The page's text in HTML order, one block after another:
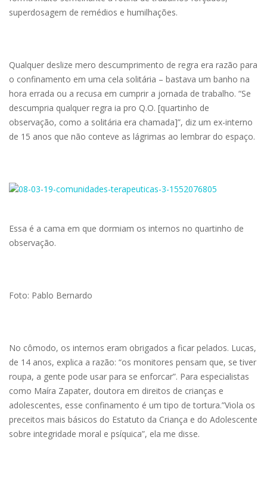
superdosagem de remédios e humilhações.
Qualquer deslize mero descumprimento de regra era razão para
o confinamento em uma cela solitária – bastava um banho na
hora errada ou a recusa em cumprir a jornada de trabalho. “Se
descumpria qualquer regra ia pro Q.O. [quartinho de
observação, como a solitária era chamada]”, diz um ex-interno
de 15 anos que não conteve as lágrimas ao lembrar do espaço.
Essa é a cama em que dormiam os internos no quartinho de
observação.
Foto: Pablo Bernardo
No cômodo, os internos eram obrigados a ficar pelados. Lucas,
de 14 anos, explica a razão: “os monitores pensam que, se tiver
roupa, a gente pode usar para se enforcar”. Para especialistas
como Maíra Zapater, doutora em direitos de crianças e
adolescentes, esse confinamento é um tipo de tortura.”Viola os
preceitos mais básicos do Estatuto da Criança e do Adolescente
sobre integridade moral e psíquica”, ela me disse.